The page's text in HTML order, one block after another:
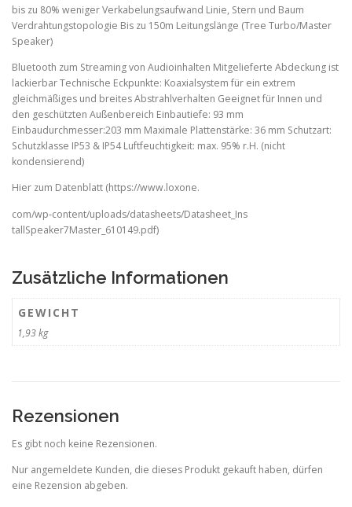
bis zu 80% weniger Verkabelungsaufwand Linie, Stern und Baum
Verdrahtungstopologie Bis zu 150m Leitungslänge (Tree Turbo/Master
Speaker)
Bluetooth zum Streaming von Audioinhalten Mitgelieferte Abdeckung ist
lackierbar Technische Eckpunkte: Koaxialsystem für ein extrem
gleichmäßiges und breites Abstrahlverhalten Geeignet für Innen und
den geschützten Außenbereich Einbautiefe: 93 mm
Einbaudurchmesser:203 mm Maximale Plattenstärke: 36 mm Schutzart:
Schutzklasse IP53 & IP54 Luftfeuchtigkeit: max. 95% r.H. (nicht
kondensierend)
Hier zum Datenblatt (https://www.loxone.
com/wp‑content/uploads/datasheets/Datasheet_Ins
tallSpeaker7Master_610149.pdf)
Zusätzliche Informationen
GEWICHT
1,93 kg
Rezensionen
Es gibt noch keine Rezensionen.
Nur angemeldete Kunden, die dieses Produkt gekauft haben, dürfen
eine Rezension abgeben.